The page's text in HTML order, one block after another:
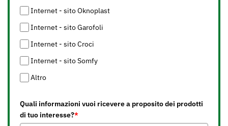
Internet - sito Oknoplast
Internet - sito Garofoli
Internet - sito Croci
Internet - sito Somfy
Altro
Quali informazioni vuoi ricevere a proposito dei prodotti
di tuo interesse?*